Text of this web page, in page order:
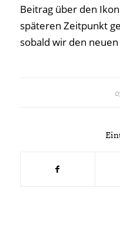
Beitrag über den
späteren Zeitpunkt
sobald wir den